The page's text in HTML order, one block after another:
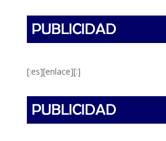
[:es][enlace][:]